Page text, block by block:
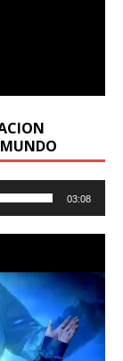
03:08